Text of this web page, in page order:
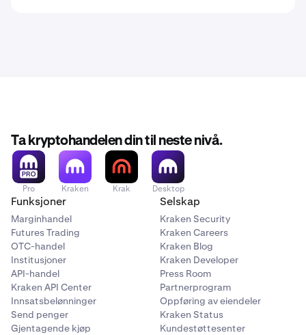
Ta kryptohandelen din til neste nivå.
Pro Kraken Krak Desktop
Funksjoner
Marginhandel
Futures Trading
OTC-handel
Institusjoner
API-handel
Kraken API Center
Innsatsbelønninger
Send penger
Gjentagende kjøp
Selskap
Kraken Security
Kraken Careers
Kraken Blog
Kraken Developer
Press Room
Partnerprogram
Oppføring av eiendeler
Kraken Status
Kundestøttesenter